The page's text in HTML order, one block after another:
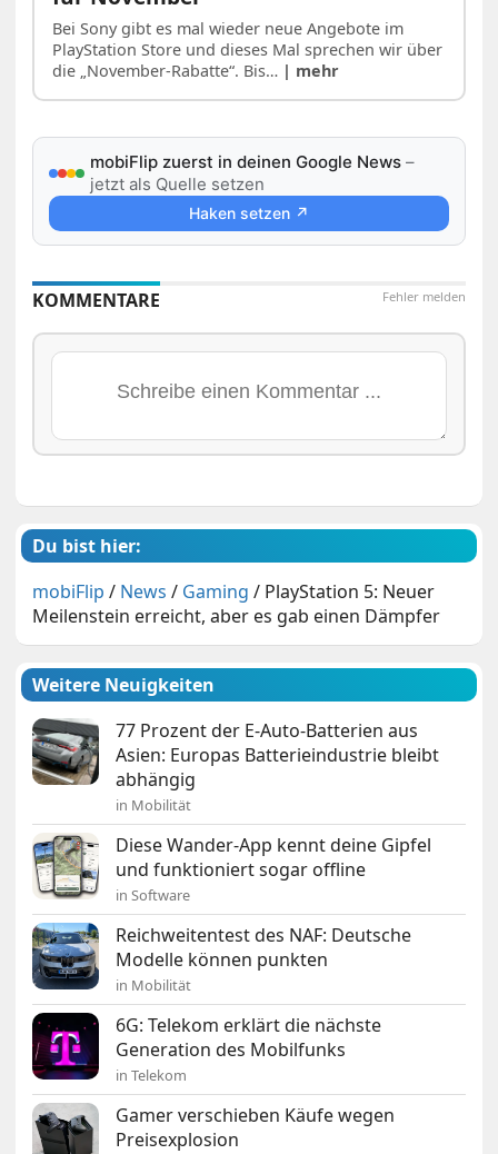
Bei Sony gibt es mal wieder neue Angebote im
PlayStation Store und dieses Mal sprechen wir über
die „November-Rabatte“. Bis… | mehr
mobiFlip zuerst in deinen Google News –
jetzt als Quelle setzen
Haken setzen ↗
Fehler melden
KOMMENTARE
Du bist hier:
mobiFlip / News / Gaming / PlayStation 5: Neuer
Meilenstein erreicht, aber es gab einen Dämpfer
Weitere Neuigkeiten
77 Prozent der E-Auto-Batterien aus
Asien: Europas Batterieindustrie bleibt
abhängig
in Mobilität
Diese Wander-App kennt deine Gipfel
und funktioniert sogar offline
in Software
Reichweitentest des NAF: Deutsche
Modelle können punkten
in Mobilität
6G: Telekom erklärt die nächste
Generation des Mobilfunks
in Telekom
Gamer verschieben Käufe wegen
Preisexplosion